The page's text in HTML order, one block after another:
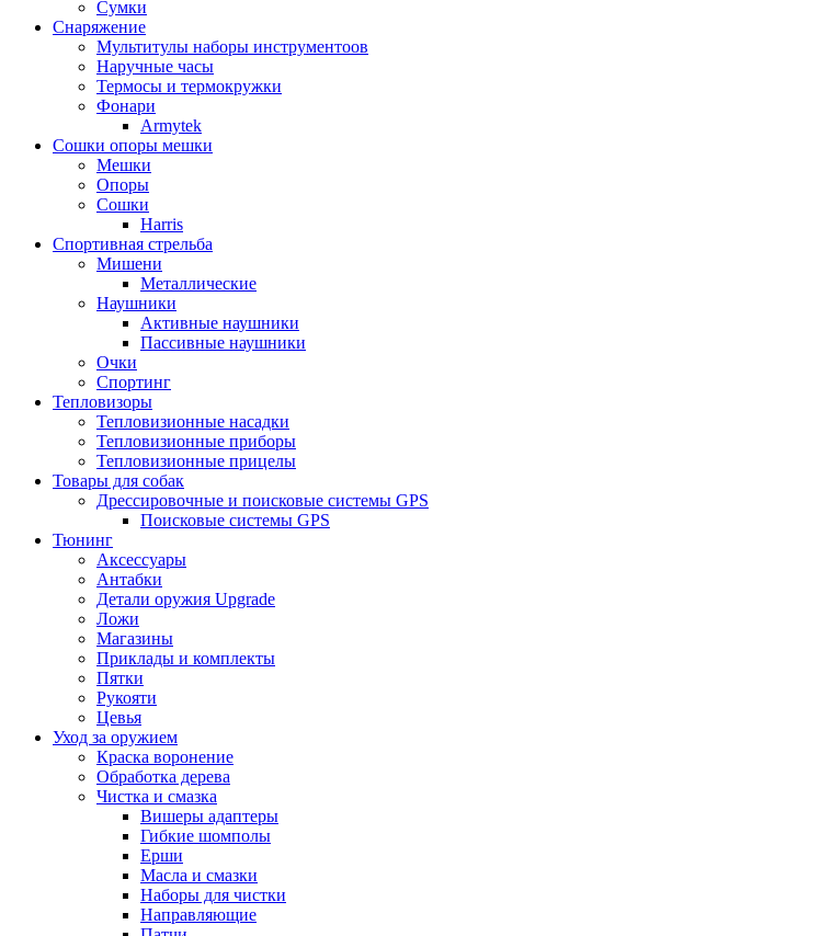
Сумки
Снаряжение
Мультитулы наборы инструментоов
Наручные часы
Термосы и термокружки
Фонари
Armytek
Сошки опоры мешки
Мешки
Опоры
Сошки
Harris
Спортивная стрельба
Мишени
Металлические
Наушники
Активные наушники
Пассивные наушники
Очки
Спортинг
Тепловизоры
Тепловизионные насадки
Тепловизионные приборы
Тепловизионные прицелы
Товары для собак
Дрессировочные и поисковые системы GPS
Поисковые системы GPS
Тюнинг
Аксессуары
Антабки
Детали оружия Upgrade
Ложи
Магазины
Приклады и комплекты
Пятки
Рукояти
Цевья
Уход за оружием
Краска воронение
Обработка дерева
Чистка и смазка
Вишеры адаптеры
Гибкие шомполы
Ерши
Масла и смазки
Наборы для чистки
Направляющие